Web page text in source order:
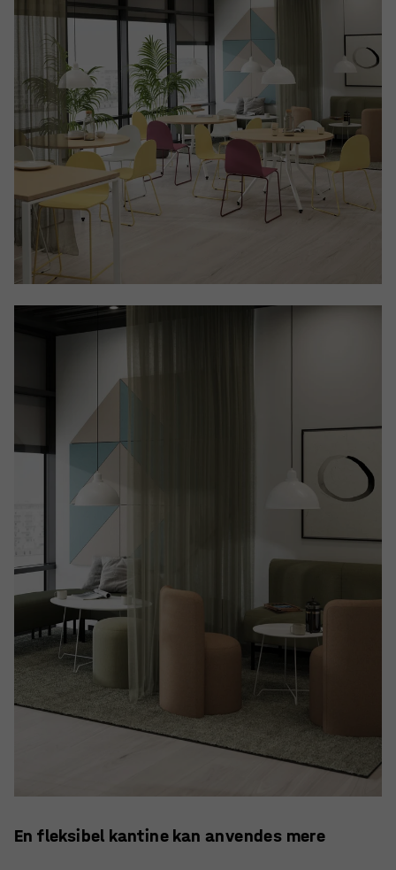
En fleksibel kantine kan anvendes mere